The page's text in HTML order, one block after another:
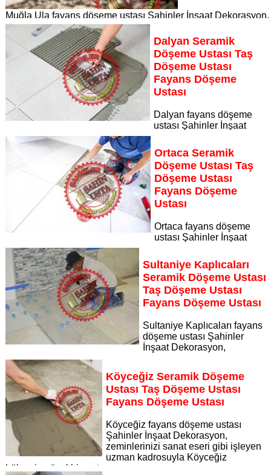
Muğla Ula fayans döşeme ustası Şahinler İnşaat Dekorasyon,
zeminlerinizi sanat eseri gibi işleyen uzman kadrosuyla Muğla
Ula bölgesine özel hizmet sunuyor
Sayfaya Git
Dalyan Seramik
Döşeme Ustası Taş
Döşeme Ustası
Fayans Döşeme
Ustası
Dalyan fayans döşeme
ustası Şahinler İnşaat
Dekorasyon, zeminlerinizi sanat eseri gibi işleyen uzman
kadrosuyla Dalyan bölgesine özel hizmet sunuyor Dalyan
seramik döşeme ustası taş döşeme ustası fayans döşeme
Sayfaya Git
Ortaca Seramik
Döşeme Ustası Taş
Döşeme Ustası
Fayans Döşeme
Ustası
Ortaca fayans döşeme
ustası Şahinler İnşaat
Dekorasyon, zeminlerinizi sanat eseri gibi işleyen uzman
kadrosuyla Ortaca bölgesine özel hizmet sunuyor Ortaca
seramik döşeme ustası taş döşeme ustası fayans döşeme
ustası
Sayfaya Git
Sultaniye Kaplıcaları
Seramik Döşeme Ustası
Taş Döşeme Ustası
Fayans Döşeme Ustası
Sultaniye Kaplıcaları fayans
döşeme ustası Şahinler
İnşaat Dekorasyon,
zeminlerinizi sanat eseri gibi işleyen uzman kadrosuyla
Sultaniye Kaplıcaları bölgesine özel hizmet sunuyor
Sayfaya Git
Köyceğiz Seramik Döşeme
Ustası Taş Döşeme Ustası
Fayans Döşeme Ustası
Köyceğiz fayans döşeme ustası
Şahinler İnşaat Dekorasyon,
zeminlerinizi sanat eseri gibi işleyen
uzman kadrosuyla Köyceğiz
bölgesine özel hizmet sunuyor